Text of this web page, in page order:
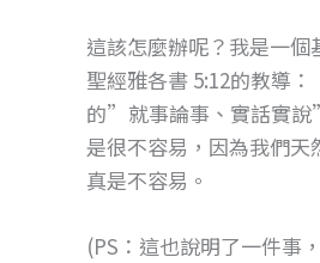
這該怎麼辦呢？我是一
聖經雅各書 5:12的教導
的”就事論事、實話實說
是很不容易，因為我們
真是不容易。
(PS：這也說明了一件事